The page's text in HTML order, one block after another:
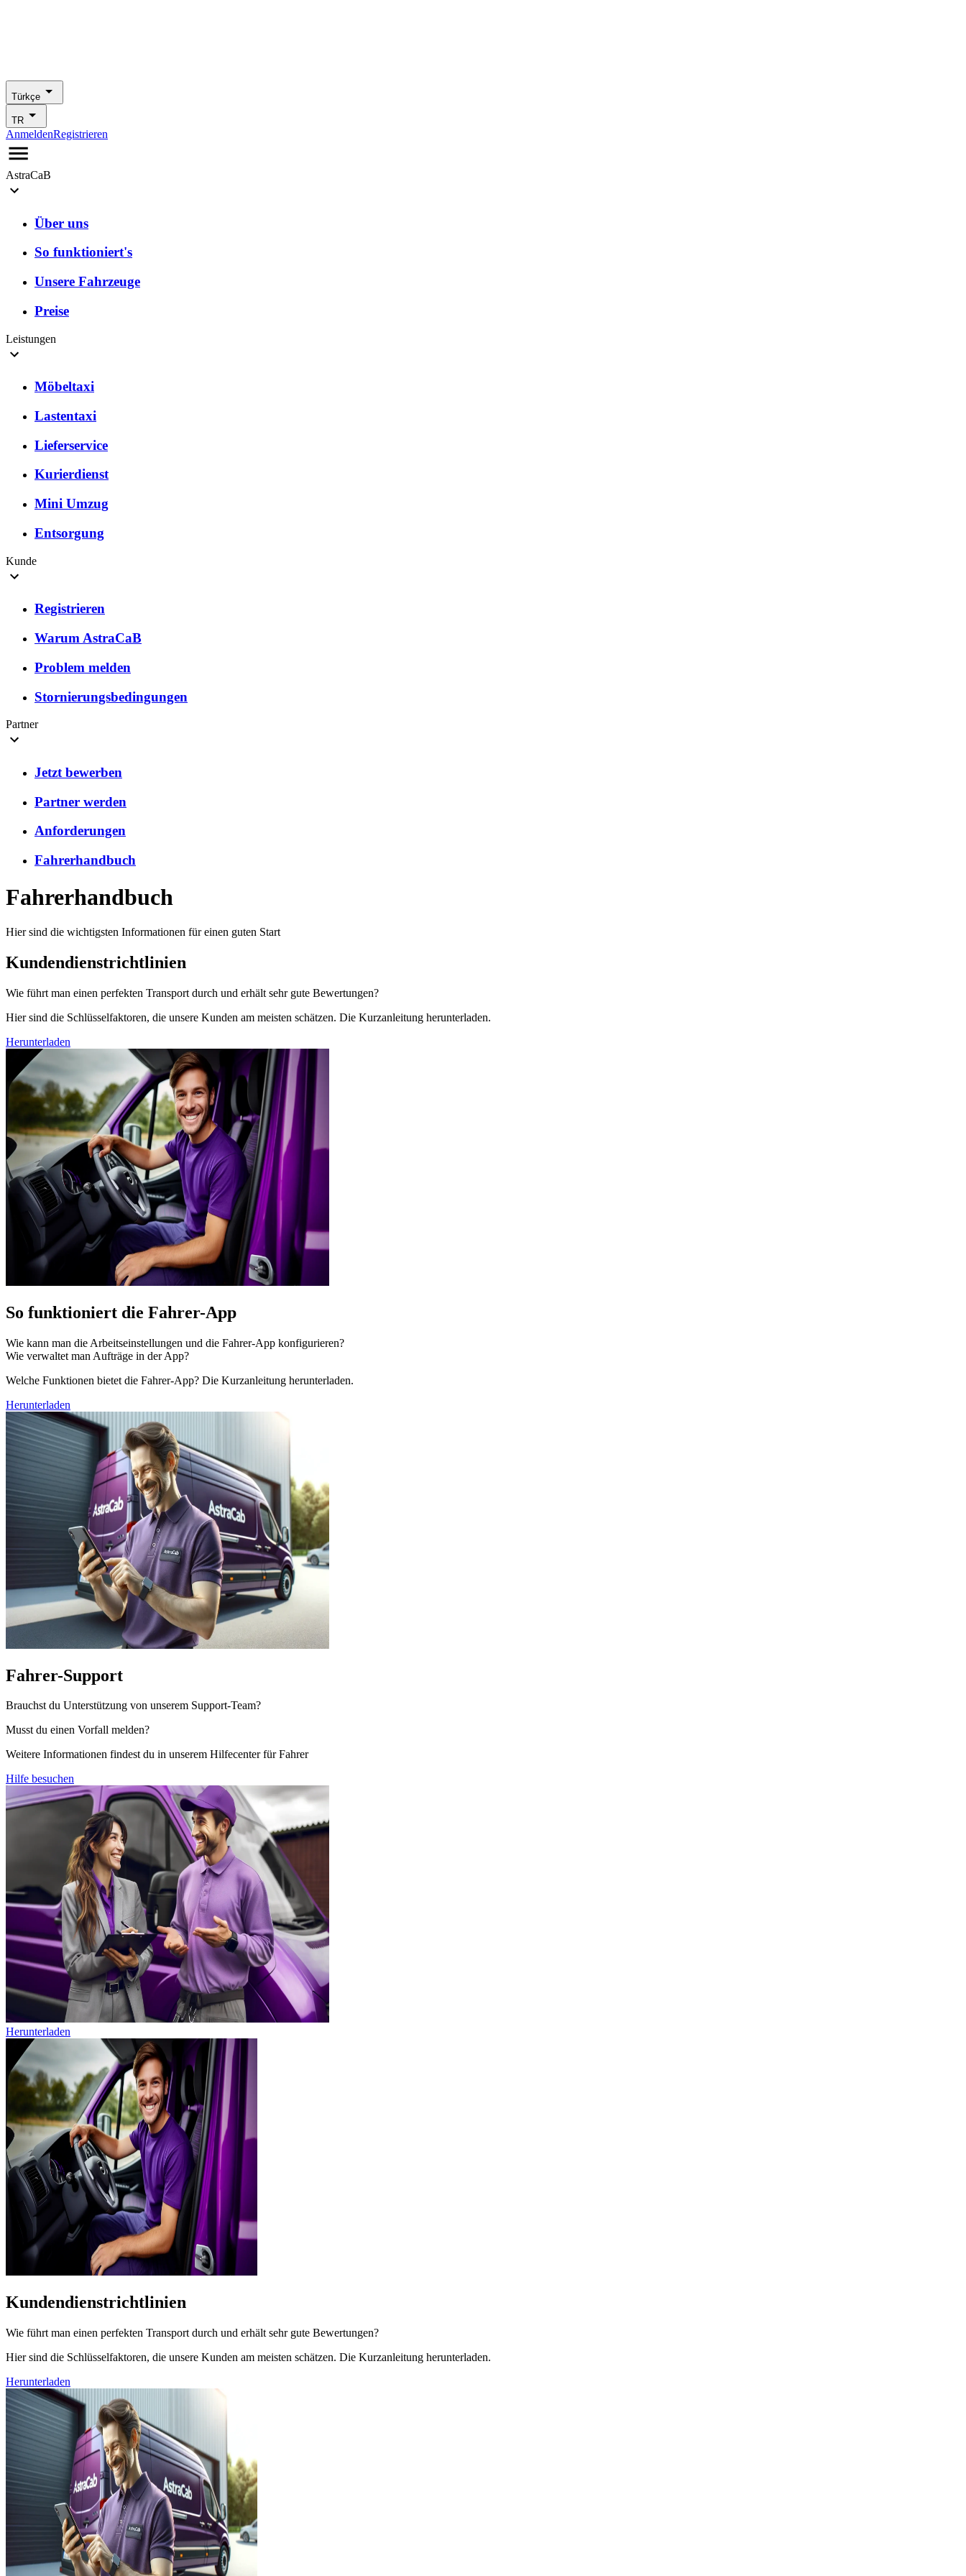
Türkçe
TR
AnmeldenRegistrieren
AstraCaB
Über uns
So funktioniert's
Unsere Fahrzeuge
Preise
Leistungen
Möbeltaxi
Lastentaxi
Lieferservice
Kurierdienst
Mini Umzug
Entsorgung
Kunde
Registrieren
Warum AstraCaB
Problem melden
Stornierungsbedingungen
Partner
Jetzt bewerben
Partner werden
Anforderungen
Fahrerhandbuch
Fahrerhandbuch
Hier sind die wichtigsten Informationen für einen guten Start
Kundendienstrichtlinien
Wie führt man einen perfekten Transport durch und erhält sehr gute Bewertungen?
Hier sind die Schlüsselfaktoren, die unsere Kunden am meisten schätzen. Die Kurzanleitung herunterladen.
Herunterladen
So funktioniert die Fahrer-App
Wie kann man die Arbeitseinstellungen und die Fahrer-App konfigurieren?
Wie verwaltet man Aufträge in der App?
Welche Funktionen bietet die Fahrer-App? Die Kurzanleitung herunterladen.
Herunterladen
Fahrer-Support
Brauchst du Unterstützung von unserem Support-Team?
Musst du einen Vorfall melden?
Weitere Informationen findest du in unserem Hilfecenter für Fahrer
Hilfe besuchen
Herunterladen
Kundendienstrichtlinien
Wie führt man einen perfekten Transport durch und erhält sehr gute Bewertungen?
Hier sind die Schlüsselfaktoren, die unsere Kunden am meisten schätzen. Die Kurzanleitung herunterladen.
Herunterladen